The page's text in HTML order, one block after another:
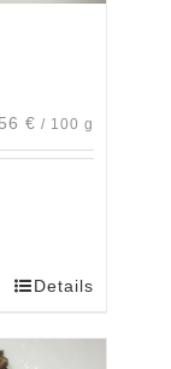
€ / 100 g
Details